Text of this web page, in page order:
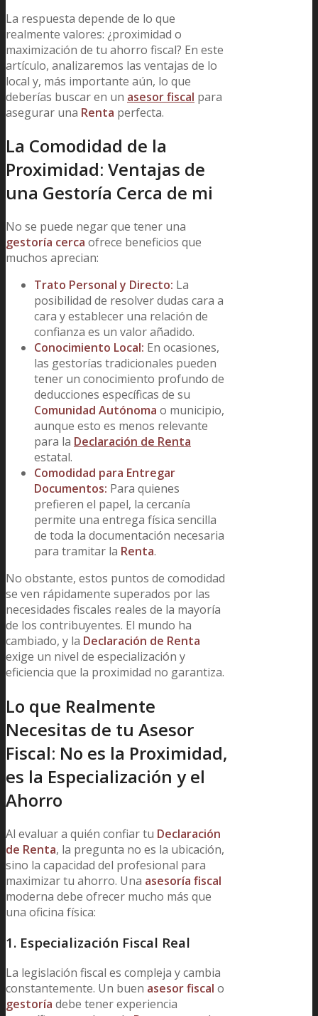
La respuesta depende de lo que
realmente valores: ¿proximidad o
maximización de tu ahorro fiscal? En este
artículo, analizaremos las ventajas de lo
local y, más importante aún, lo que
deberías buscar en un asesor fiscal para
asegurar una Renta perfecta.
La Comodidad de la
Proximidad: Ventajas de
una Gestoría Cerca de mi
No se puede negar que tener una
gestoría cerca ofrece beneficios que
muchos aprecian:
Trato Personal y Directo: La
posibilidad de resolver dudas cara a
cara y establecer una relación de
confianza es un valor añadido.
Conocimiento Local: En ocasiones,
las gestorías tradicionales pueden
tener un conocimiento profundo de
deducciones específicas de su
Comunidad Autónoma o municipio,
aunque esto es menos relevante
para la Declaración de Renta
estatal.
Comodidad para Entregar
Documentos: Para quienes
prefieren el papel, la cercanía
permite una entrega física sencilla
de toda la documentación necesaria
para tramitar la Renta.
No obstante, estos puntos de comodidad
se ven rápidamente superados por las
necesidades fiscales reales de la mayoría
de los contribuyentes. El mundo ha
cambiado, y la Declaración de Renta
exige un nivel de especialización y
eficiencia que la proximidad no garantiza.
Lo que Realmente
Necesitas de tu Asesor
Fiscal: No es la Proximidad,
es la Especialización y el
Ahorro
Al evaluar a quién confiar tu Declaración
de Renta, la pregunta no es la ubicación,
sino la capacidad del profesional para
maximizar tu ahorro. Una asesoría fiscal
moderna debe ofrecer mucho más que
una oficina física:
1. Especialización Fiscal Real
La legislación fiscal es compleja y cambia
constantemente. Un buen asesor fiscal o
gestoría debe tener experiencia